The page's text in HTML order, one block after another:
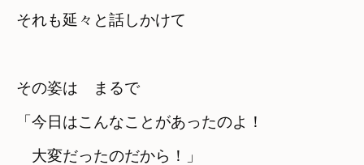
それも延々と話しかけて
その姿は　まるで
「今日はこんなことがあったのよ！
大変だったのだから！」